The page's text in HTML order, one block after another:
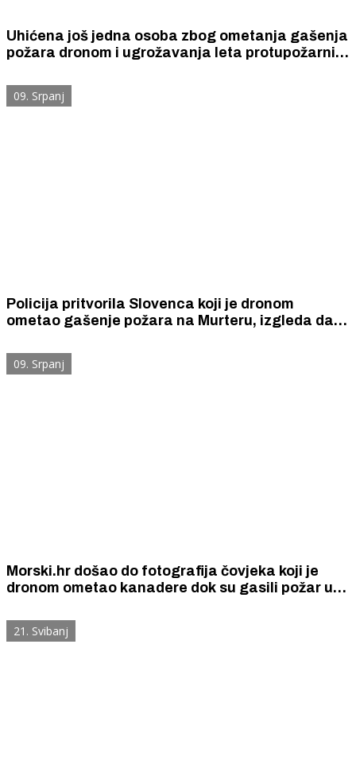
Uhićena još jedna osoba zbog ometanja gašenja
požara dronom i ugrožavanja leta protupožarnih
09. Srpanj
Policija pritvorila Slovenca koji je dronom
ometao gašenje požara na Murteru, izgleda da
09. Srpanj
Morski.hr došao do fotografija čovjeka koji je
dronom ometao kanadere dok su gasili požar u
21. Svibanj